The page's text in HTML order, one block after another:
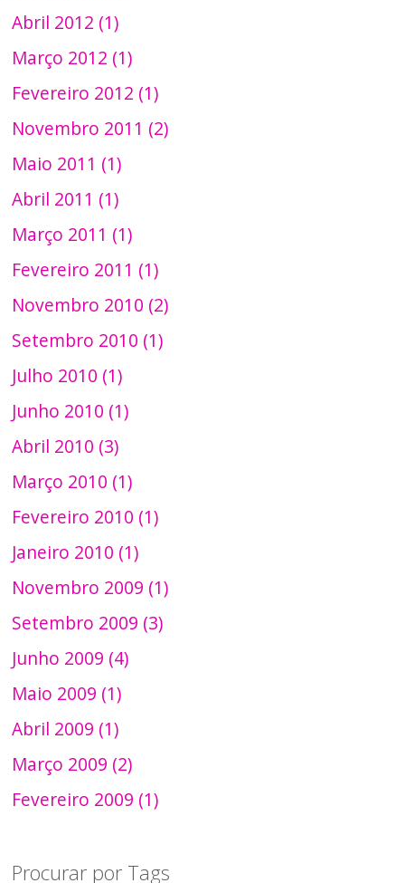
Abril 2012 (1)
Março 2012 (1)
Fevereiro 2012 (1)
Novembro 2011 (2)
Maio 2011 (1)
Abril 2011 (1)
Março 2011 (1)
Fevereiro 2011 (1)
Novembro 2010 (2)
Setembro 2010 (1)
Julho 2010 (1)
Junho 2010 (1)
Abril 2010 (3)
Março 2010 (1)
Fevereiro 2010 (1)
Janeiro 2010 (1)
Novembro 2009 (1)
Setembro 2009 (3)
Junho 2009 (4)
Maio 2009 (1)
Abril 2009 (1)
Março 2009 (2)
Fevereiro 2009 (1)
Procurar por Tags